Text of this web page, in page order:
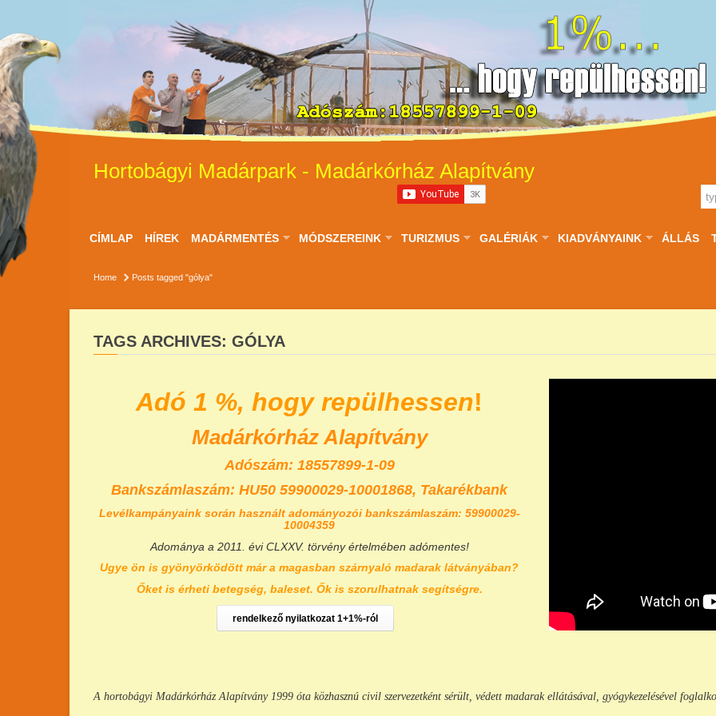
Hortobágyi Madárpark - Madárkórház Alapítvány
CÍMLAP HÍREK MADÁRMENTÉS MÓDSZEREINK TURIZMUS GALÉRIÁK KIADVÁNYAINK ÁLLÁS
Home Posts tagged "gólya"
TAGS ARCHIVES: GÓLYA
Adó 1 %, hogy repülhessen!
Madárkórház Alapítvány
Adószám: 18557899-1-09
Bankszámlaszám: HU50 59900029-10001868, Takarékbank
Levélkampányaink során használt adományozói bankszámlaszám: 59900029-
10004359
Adománya a 2011. évi CLXXV. törvény értelmében adómentes!
Ugye ön is gyönyörködött már a magasban szárnyaló madarak látványában?
Őket is érheti betegség, baleset. Ők is szorulhatnak segítségre.
rendelkező nyilatkozat 1+1%-ról
A hortobágyi Madárkórház Alapítvány 1999 óta közhasznú civil szervezetként sérült, védett madarak ellátásával, gyógykezelésével